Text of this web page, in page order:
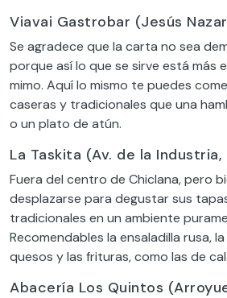
Viavai Gastrobar (Jesús
Se agradece que la carta no sea
porque así lo que se sirve está más
mimo. Aquí lo mismo te puedes
caseras y tradicionales que una
o un plato de atún.
La Taskita (Av. de la Industria,
Fuera del centro de Chiclana, pero
desplazarse para degustar sus
tradicionales en un ambiente
Recomendables la ensaladilla rusa,
quesos y las frituras, como las de
Abacería Los Quintos